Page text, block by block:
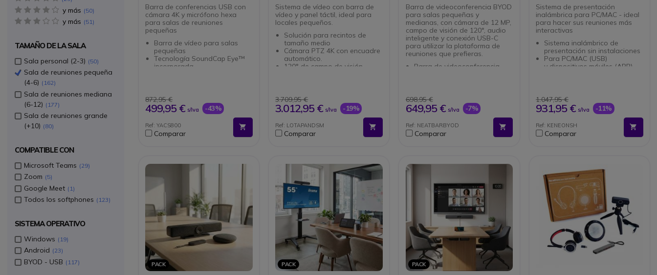
Barra de conferencias USB con
cámara 4K y micrófono hexa
para salas de reuniones
pequeñas
Barra de vídeo para salas
pequeñas
Tecnología SoundCap Eye™
incorporada
automáticos
Micrófono hexa con formación
de haz
integrado
Cancelación de eco
Múltiples opciones de
Mando a distancia integrado
para gestión remota
872,95 €
499,95 € s/Iva -43%
Ref: YACS800
Comparar
Sistema de vídeo con barra de
vídeo y panel táctil, ideal para
locales pequeños.
Solución para recintos de
tamaño medio
Cámara PTZ 4K con encuadre
automático.
120° de campo de visión
reuniones.
Gran pantalla LCD multitáctil
de 10'' con revestimiento
Altavoz ultrasónico integrado
Posibilidad de compartir
softphones
3.709,95 €
3.012,95 € s/Iva -19%
Ref: LOTAPANDSM
Comparar
Barra de videoconferencia BYOD
para salas pequeñas y
medianas, con cámara de 12 MP,
campo de visión de 120°, audio
inteligente y conexión USB-C
para utilizar la plataforma de
reuniones que prefieras.
Barra de videoconferencia
de visión horizontal de 120° y
encuadre automático
Tecnologías Neat Audio, Neat
Symmetry y Neat Boundary:
reuniones más naturales e
inclusivas
Instalación flexible por encima
o por debajo de una pantalla
698,95 €
649,95 € s/Iva -7%
Ref: NEATBARBYOD
Comparar
Sistema de presentación
inalámbrica para PC/MAC - ideal
para hacer sus reuniones más
interactivas
Sistema inalámbrico de
presentación sin instalaciones
Para PC/MAC (USB)
y dispositivos móviles (APP)
Bluetooth
Edición táctil (sist. operativos)
y generación de puntos WiFi
Se entrega con un botón
launcher
1.047,95 €
931,95 € s/Iva -11%
Ref: KENEONSH
Comparar
PACK PACK PACK
y más 4 star(s)
50
y más 3 star(s)
51
TAMAÑO DE LA SALA
Sala personal (2-3) 50
Sala de reuniones pequeña
(4-6)
162
Sala de reuniones mediana
(6-12)
177
Sala de reuniones grande
(+10)
80
COMPATIBLE CON
Microsoft Teams 29
Zoom 5
Google Meet 1
Todos los softphones 123
SISTEMA OPERATIVO
Windows 19
Android 23
BYOD - USB 117